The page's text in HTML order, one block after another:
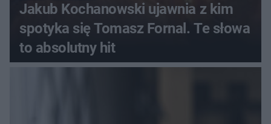
Jakub Kochanowski ujawnia z kim
spotyka się Tomasz Fornal. Te słowa
to absolutny hit